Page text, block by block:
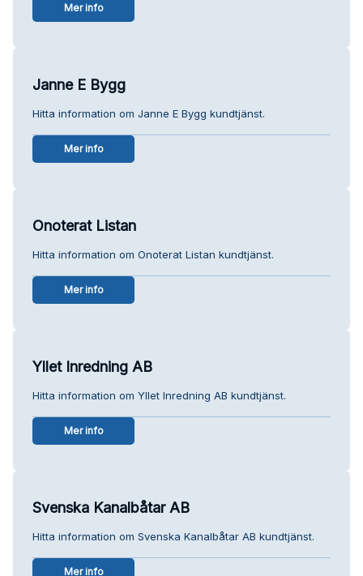
Mer info
Janne E Bygg
Hitta information om Janne E Bygg kundtjänst.
Mer info
Onoterat Listan
Hitta information om Onoterat Listan kundtjänst.
Mer info
Yllet Inredning AB
Hitta information om Yllet Inredning AB kundtjänst.
Mer info
Svenska Kanalbåtar AB
Hitta information om Svenska Kanalbåtar AB kundtjänst.
Mer info